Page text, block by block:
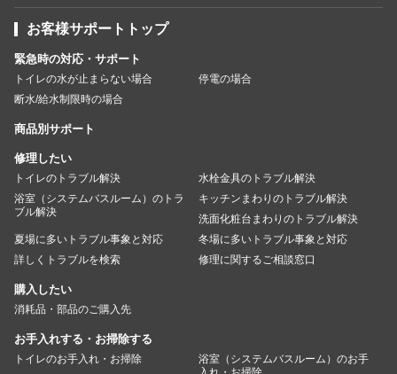
お客様サポートトップ
緊急時の対応・サポート
トイレの水が止まらない場合
停電の場合
断水/給水制限時の場合
商品別サポート
修理したい
トイレのトラブル解決
水栓金具のトラブル解決
浴室（システムバスルーム）のトラ
ブル解決
キッチンまわりのトラブル解決
洗面化粧台まわりのトラブル解決
夏場に多いトラブル事象と対応
冬場に多いトラブル事象と対応
詳しくトラブルを検索
修理に関するご相談窓口
購入したい
消耗品・部品のご購入先
お手入れする・お掃除する
トイレのお手入れ・お掃除
浴室（システムバスルーム）のお手